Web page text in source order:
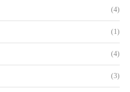
(4)
(1)
(4)
(3)